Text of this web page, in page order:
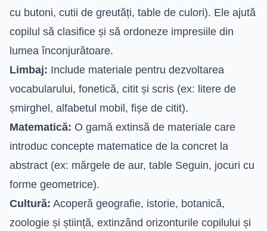
cu butoni, cutii de greutăți, table de culori). Ele ajută
copilul să clasifice și să ordoneze impresiile din
lumea înconjurătoare.
Limbaj: Include materiale pentru dezvoltarea
vocabularului, fonetică, citit și scris (ex: litere de
șmirghel, alfabetul mobil, fișe de citit).
Matematică: O gamă extinsă de materiale care
introduc concepte matematice de la concret la
abstract (ex: mărgele de aur, table Seguin, jocuri cu
forme geometrice).
Cultură: Acoperă geografie, istorie, botanică,
zoologie și știință, extinzând orizonturile copilului și